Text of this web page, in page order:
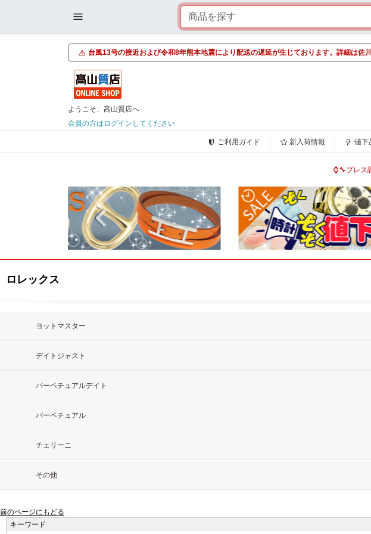
台風13号の接近および令和8年熊本地震により配送の遅延が生じております。詳細は佐
ようこそ、高山質店へ
会員の方はログインしてください
ご利用ガイド 新入荷情報 値下
⌚🔧ブレス
ロレックス
ヨットマスター
デイトジャスト
パーペチュアルデイト
パーペチュアル
チェリーニ
その他
前のページにもどる
キーワード